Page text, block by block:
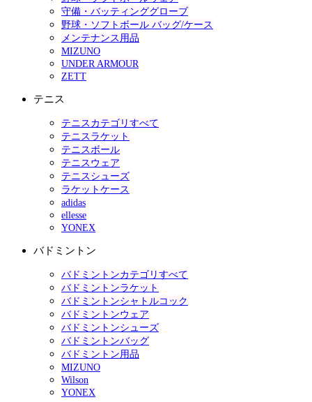
守備・バッティンググローブ
野球・ソフトボール バッグ/ケース
メンテナンス用品
MIZUNO
UNDER ARMOUR
ZETT
テニス
テニスカテゴリすべて
テニスラケット
テニスボール
テニスウェア
テニスシューズ
ラケットケース
adidas
ellesse
YONEX
バドミントン
バドミントンカテゴリすべて
バドミントンラケット
バドミントンシャトルコック
バドミントンウェア
バドミントンシューズ
バドミントンバッグ
バドミントン用品
MIZUNO
Wilson
YONEX